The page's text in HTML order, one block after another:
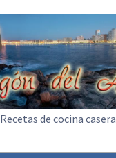
Recetas de cocina casera